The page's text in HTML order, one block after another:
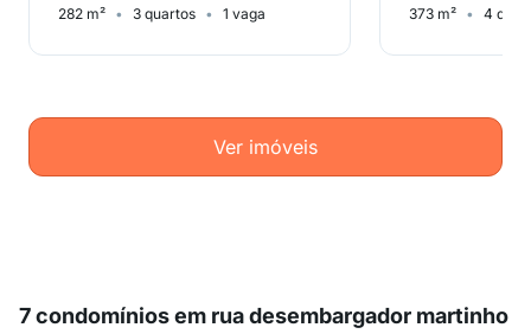
282 m²
3 quartos 1 vaga
373 m²
4
Ver imóveis
7 condomínios em rua desembargador martinho